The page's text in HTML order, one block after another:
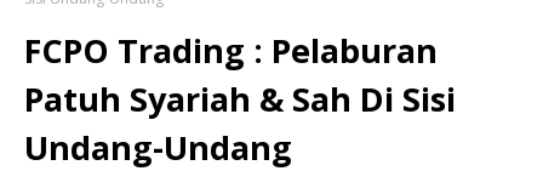
FCPO Trading : Pelaburan
Patuh Syariah & Sah Di Sisi
Undang-Undang